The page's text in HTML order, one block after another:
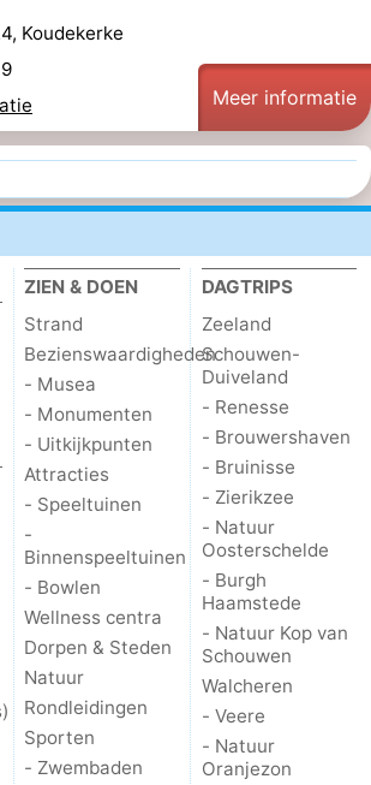
Koudekerke
Meer informatie
ZIEN & DOEN
Strand
Bezienswaardigheden
- Musea
- Monumenten
- Uitkijkpunten
Attracties
- Speeltuinen
-
Binnenspeeltuinen
- Bowlen
Wellness centra
Dorpen & Steden
Natuur
Rondleidingen
Sporten
- Zwembaden
DAGTRIPS
Zeeland
Schouwen-
Duiveland
- Renesse
- Brouwershaven
- Bruinisse
- Zierikzee
- Natuur
Oosterschelde
- Burgh
Haamstede
- Natuur Kop van
Schouwen
Walcheren
- Veere
- Natuur
Oranjezon